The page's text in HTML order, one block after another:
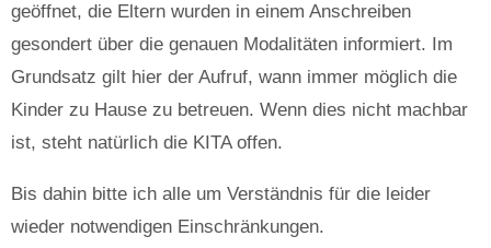
geöffnet, die Eltern wurden in einem Anschreiben
gesondert über die genauen Modalitäten informiert. Im
Grundsatz gilt hier der Aufruf, wann immer möglich die
Kinder zu Hause zu betreuen. Wenn dies nicht machbar
ist, steht natürlich die KITA offen.
Bis dahin bitte ich alle um Verständnis für die leider
wieder notwendigen Einschränkungen.